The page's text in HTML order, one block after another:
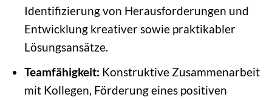
Identifizierung von Herausforderungen und
Entwicklung kreativer sowie praktikabler
Lösungsansätze.
Teamfähigkeit: Konstruktive Zusammenarbeit
mit Kollegen, Förderung eines positiven